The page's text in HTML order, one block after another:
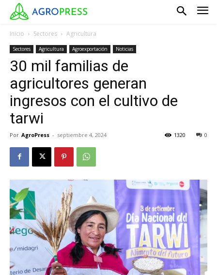
Inicio Sectores Agricultura
Sectores Agricultura Agroexportación Noticias
30 mil familias de
agricultores generan
ingresos con el cultivo de
tarwi
Por AgroPress - septiembre 4, 2024 0
1320